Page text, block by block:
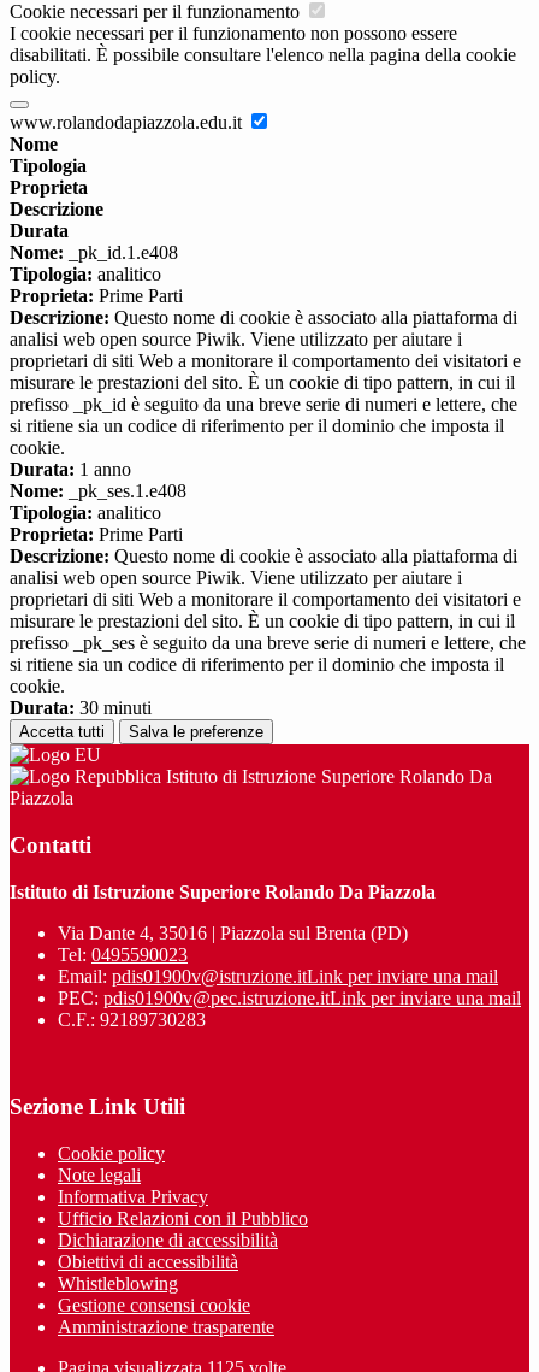
Cookie necessari per il funzionamento
I cookie necessari per il funzionamento non possono essere
disabilitati. È possibile consultare l'elenco nella pagina della cookie
policy.
www.rolandodapiazzola.edu.it
Nome
Tipologia
Proprieta
Descrizione
Durata
Nome: _pk_id.1.e408
Tipologia: analitico
Proprieta: Prime Parti
Descrizione: Questo nome di cookie è associato alla piattaforma di
analisi web open source Piwik. Viene utilizzato per aiutare i
proprietari di siti Web a monitorare il comportamento dei visitatori e
misurare le prestazioni del sito. È un cookie di tipo pattern, in cui il
prefisso _pk_id è seguito da una breve serie di numeri e lettere, che
si ritiene sia un codice di riferimento per il dominio che imposta il
cookie.
Durata: 1 anno
Nome: _pk_ses.1.e408
Tipologia: analitico
Proprieta: Prime Parti
Descrizione: Questo nome di cookie è associato alla piattaforma di
analisi web open source Piwik. Viene utilizzato per aiutare i
proprietari di siti Web a monitorare il comportamento dei visitatori e
misurare le prestazioni del sito. È un cookie di tipo pattern, in cui il
prefisso _pk_ses è seguito da una breve serie di numeri e lettere, che
si ritiene sia un codice di riferimento per il dominio che imposta il
cookie.
Durata: 30 minuti
Accetta tutti Salva le preferenze
Istituto di Istruzione Superiore Rolando Da
Piazzola
Contatti
Istituto di Istruzione Superiore Rolando Da Piazzola
Via Dante 4, 35016 | Piazzola sul Brenta (PD)
Tel: 0495590023
Email: pdis01900v@istruzione.itLink per inviare una mail
PEC: pdis01900v@pec.istruzione.itLink per inviare una mail
C.F.: 92189730283
Sezione Link Utili
Cookie policy
Note legali
Informativa Privacy
Ufficio Relazioni con il Pubblico
Dichiarazione di accessibilità
Obiettivi di accessibilità
Whistleblowing
Gestione consensi cookie
Amministrazione trasparente
Pagina visualizzata 1125 volte